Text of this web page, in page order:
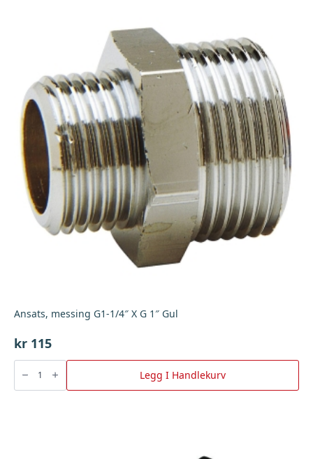
Ansats, messing G1-1/4″ X G 1″ Gul
kr 115
Ansats,
messing
G1-
1/4"
Legg I Handlekurv